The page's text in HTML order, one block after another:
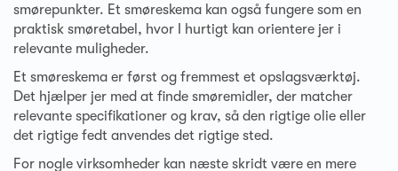
smørepunkter. Et smøreskema kan også fungere som en
praktisk smøretabel, hvor I hurtigt kan orientere jer i
relevante muligheder.
Et smøreskema er først og fremmest et opslagsværktøj.
Det hjælper jer med at finde smøremidler, der matcher
relevante specifikationer og krav, så den rigtige olie eller
det rigtige fedt anvendes det rigtige sted.
For nogle virksomheder kan næste skridt være en mere